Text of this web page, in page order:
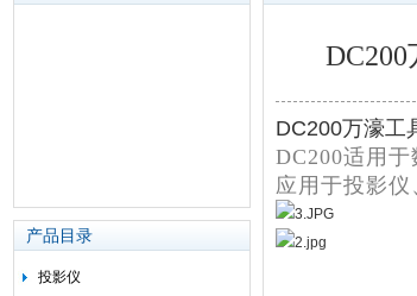
产品目录
投影仪
DC200万濠工
DC200适用
应用于投影仪